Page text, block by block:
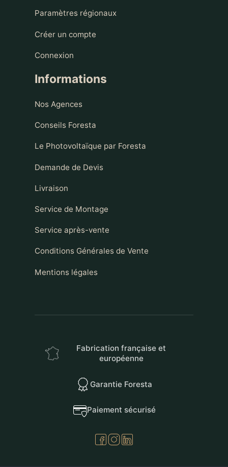
Paramètres régionaux
Créer un compte
Connexion
Informations
Nos Agences
Conseils Foresta
Le Photovoltaïque par Foresta
Demande de Devis
Livraison
Service de Montage
Service après-vente
Conditions Générales de Vente
Mentions légales
Fabrication française et
européenne
Garantie Foresta
Paiement sécurisé